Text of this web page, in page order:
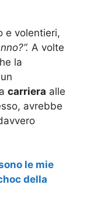
e volentieri,
A volte
la
carriera alle
avrebbe
le mie
della